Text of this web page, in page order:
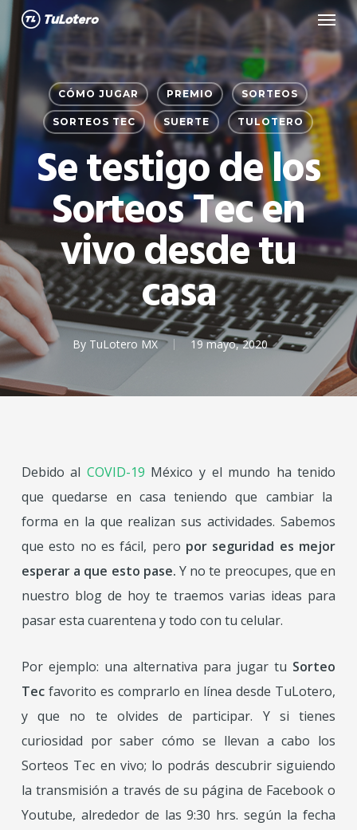
Skip
to
main
content
Menu
CÓMO JUGAR PREMIO SORTEOS
SORTEOS TEC SUERTE TULOTERO
Se testigo de los
Sorteos Tec en
vivo desde tu
casa
By TuLotero MX 19 mayo, 2020
Debido al COVID-19 México y el mundo ha tenido
que quedarse en casa teniendo que cambiar la
forma en la que realizan sus actividades. Sabemos
que esto no es fácil, pero por seguridad es mejor
esperar a que esto pase. Y no te preocupes, que en
nuestro blog de hoy te traemos varias ideas para
pasar esta cuarentena y todo con tu celular.
Por ejemplo: una alternativa para jugar tu Sorteo
Tecfavorito es comprarlo en línea desde TuLotero,
y que no te olvides de participar. Y si tienes
curiosidad por saber cómo se llevan a cabo los
Sorteos Tec en vivo; lo podrás descubrir siguiendo
la transmisión a través de su página de Facebook o
Youtube, alrededor de las 9:30 hrs. según la fecha